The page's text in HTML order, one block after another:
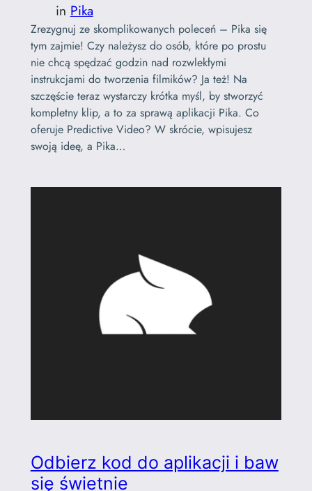
in Pika
Zrezygnuj ze skomplikowanych poleceń – Pika się
tym zajmie! Czy należysz do osób, które po prostu
nie chcą spędzać godzin nad rozwlekłymi
instrukcjami do tworzenia filmików? Ja też! Na
szczęście teraz wystarczy krótka myśl, by stworzyć
kompletny klip, a to za sprawą aplikacji Pika. Co
oferuje Predictive Video? W skrócie, wpisujesz
swoją ideę, a Pika…
Odbierz kod do aplikacji i baw
się świetnie